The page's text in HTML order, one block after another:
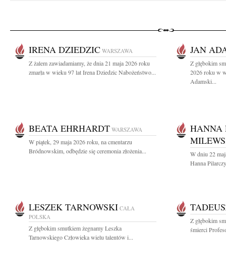
IRENA DZIEDZIC WARSZAWA
Z żalem zawiadamiamy, że dnia 21 maja 2026 roku
zmarła w wieku 97 lat Irena Dziedzic Nabożeństwo...
JAN
Z głębokim
2026 roku w
Adamski...
BEATA EHRHARDT WARSZAWA
W piątek, 29 maja 2026 roku, na cmentarzu
Bródnowskim, odbędzie się ceremonia złożenia...
HANNA
W dniu 22
Hanna
LESZEK TARNOWSKI CAŁA
POLSKA
Z głębokim smutkiem żegnamy Leszka
Tarnowskiego Człowieka wielu talentów i...
Z głębokim
śmierci